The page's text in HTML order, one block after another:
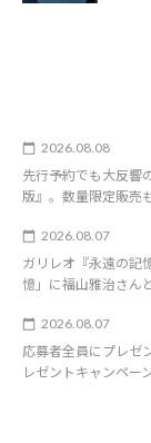
2026.08.08
先行予約でも大反
版』。数量限定販売
2026.08.07
ガリレオ『永遠の記
憶」に福山雅治さん
2026.08.07
応募者全員にプレゼ
レゼントキャンペー